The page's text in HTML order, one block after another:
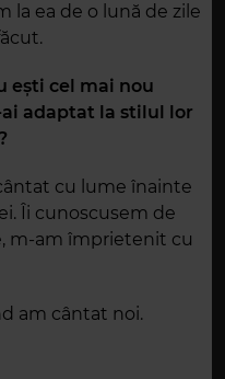
la ea de o lună de zile
ești cel mai nou
adaptat la stilul lor
cu lume înainte
Îi cunoscusem de
m-am împrietenit cu
am cântat noi.